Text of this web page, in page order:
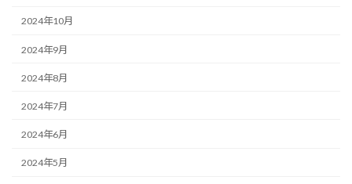
2024年10月
2024年9月
2024年8月
2024年7月
2024年6月
2024年5月